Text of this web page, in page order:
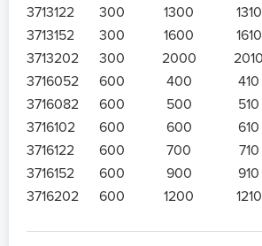
3713122
300 1300 1310
3713152
300 1600 1610
3713202
300 2000 2010
3716052
600 400 410
3716082
600 500 510
3716102
600 600 610
3716122
600 700 710
3716152
600 900 910
3716202
600 1200 1210